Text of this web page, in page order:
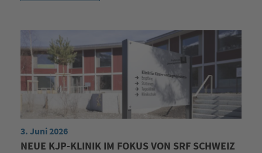
3. Juni 2026
NEUE KJP-KLINIK IM FOKUS VON SRF SCHWEIZ